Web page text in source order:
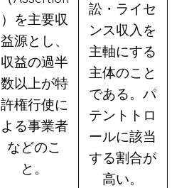
）を主要収
益源とし、
収益の過半
数以上が特
許権行使に
よる事業者
などのこ
と。
訟・ライセ
ンス収入を
主軸にする
主体のこと
である。パ
テントトロ
ールに該当
する割合が
高い。